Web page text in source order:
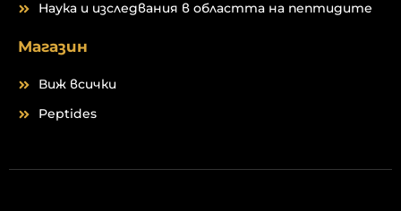
Наука и изследвания в областта на пептидите
Магазин
Виж всички
Peptides